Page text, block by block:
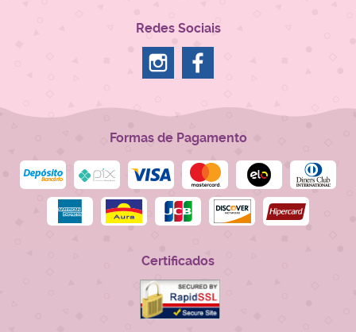
Redes Sociais
Formas de Pagamento
Certificados